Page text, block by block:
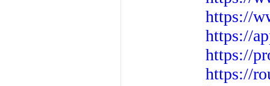
https://
https://
https://
https://